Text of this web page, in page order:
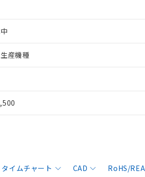
産機種
タイムチャート CAD
RoHS/